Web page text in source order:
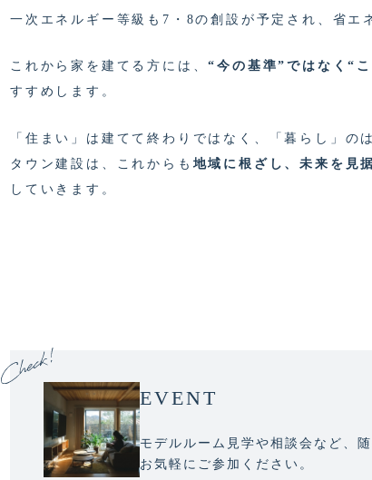
一次エネルギー等級も7・8の創設が予定され、省エ
これから家を建てる方には、“今の基準”ではなく“
すすめします。
「住まい」は建てて終わりではなく、「暮らし」の
タウン建設は、これからも 地域に根ざし、未来を見
していきます。
EVENT
モデルルーム見学や相談会など、
お気軽にご参加ください。